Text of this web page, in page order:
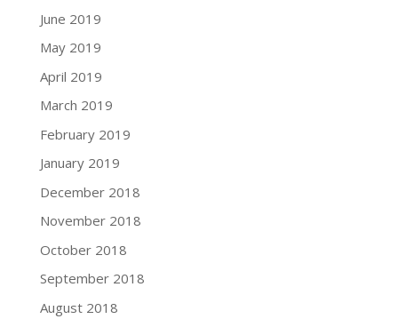
June 2019
May 2019
April 2019
March 2019
February 2019
January 2019
December 2018
November 2018
October 2018
September 2018
August 2018